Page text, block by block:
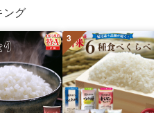
南 藤沢
ング
3